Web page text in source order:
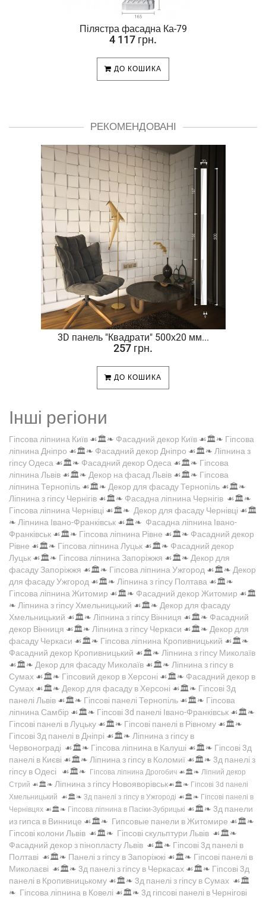
Пілястра фасадна Ка-79
4 117 грн.
ДО КОШИКА
РЕКОМЕНДОВАНІ
3D панель "Квадрати" 500х20 мм...
257 грн.
ДО КОШИКА
Інші регіони
Гіпсова ліпнина Київ ☙🏛️❧ Фасадний декор Київ ☙🏛️❧ Гіпсова
ліпнина Дніпро ☙🏛️❧ Фасадний декор Дніпро ☙🏛️❧ Ліпнина з
гіпсу Одеса ☙🏛️❧ Фасадний декор Одеса ☙🏛️❧ Гіпсова
ліпнина Львів ☙🏛️❧ Декор на фасад Львів ☙🏛️❧ Гіпсова
ліпнина Тернопіль ☙🏛️❧ Декор для фасаду Тернопіль ☙🏛️❧
Ліпнина з гіпсу Чернігів ☙🏛️❧ Фасадна ліпнина Чернігів ☙🏛️❧
Гіпсова ліпнина Чернівці ☙🏛️❧ Декор для фасаду Чернівці ☙🏛️
❧ Ліпнина Івано-Франківськ ☙🏛️❧ Фасадна ліпнина Івано-
Франківськ ☙🏛️❧ Гіпсова ліпнина Рівне ☙🏛️❧ Фасадний декор
Рівне ☙🏛️❧ Гіпсова ліпнина Луцьк ☙🏛️❧ Фасадний декор
Луцьк ☙🏛️❧ Гіпсова ліпнина Запоріжжя ☙🏛️❧ Декор для
фасаду Запоріжжя ☙🏛️❧ Гіпсова ліпнина Ужгород ☙🏛️❧ Декор
для фасаду Ужгород ☙🏛️❧ Ліпнина з гіпсу Полтава ☙🏛️❧
Гіпсова ліпнина Житомир ☙🏛️❧ Фасадний декор Житомир ☙🏛️
❧ Ліпнина з гіпсу Хмельницький ☙🏛️❧ Декор для фасаду
Хмельницький ☙🏛️❧ Ліпнина з гіпсу Вінниця ☙🏛️❧ Фасадний
декор Вінниця ☙🏛️❧ Ліпнина з гіпсу Черкаси ☙🏛️❧ Декор для
фасаду Черкаси ☙🏛️❧ Гіпсова ліпнина Кропивницький ☙🏛️❧
Фасадний декор Кропивницький ☙🏛️❧ Ліпнина з гіпсу Миколаїв
☙🏛️❧ Декор для фасаду Миколаїв ☙🏛️❧ Ліпнина з гіпсу в
Сумах ☙🏛️❧ Гіпсовий декор в Херсоні ☙🏛️❧ Фасадний декор в
Сумах ☙🏛️❧ Декор для фасаду в Херсоні ☙🏛️❧ Гіпсові 3д
панелі Львів ☙🏛️❧ Гіпсові панелі Тернопіль ☙🏛️❧ Гіпсова
ліпнина Самбір ☙🏛️❧ Гіпсові 3d панелі Івано-Франківськ ☙🏛️❧
Гіпсові панелі в Луцьку ☙🏛️❧ Гіпсові панелі в Рівному ☙🏛️❧
Гіпсові 3д панелі в Дніпрі ☙🏛️❧ Ліпнина з гіпсу в
Червонограді ☙🏛️❧ Гіпсова ліпнина в Калуші ☙🏛️❧ Гіпсові 3д
панелі в Києві ☙🏛️❧ Ліпнина з гіпсу в Коломиї ☙🏛️❧ 3д панелі з
гіпсу в Одесі ☙🏛️❧ Гіпсова ліпнина Дрогобич ☙🏛️❧ Ліпний декор
Стрий ☙🏛️❧ Ліпнина з гіпсу Новояворівськ☙🏛️❧ Гіпсові 3d панелі
Хмельницький ☙🏛️❧ 3д панелі з гіпсу в Ужгороді ☙🏛️❧ Гіпсові панелі в
Чернівцях ☙🏛️❧ Гіпсова ліпнина в Пасіки-Зубрицькі ☙🏛️❧ 3д панели
из гипса в Виннице ☙🏛️❧ Гипсовые панели в Житомире ☙🏛️❧
Гіпсові колони Львів ☙🏛️❧ Гіпсові скульптури Львів ☙🏛️❧
Фасадний декор з пінопласту Львів ☙🏛️❧ Гіпсові 3д панелі в
Полтаві ☙🏛️❧ Панелі з гіпсу в Запоріжжі ☙🏛️❧ Гіпсові панелі в
Миколаєві ☙🏛️❧ 3д панелі з гіпсу в Черкасах ☙🏛️❧ Гіпсові 3д
панелі в Кропивницькому ☙🏛️❧ 3д панелі з гіпсу в Сумах ☙🏛️
❧ Гіпсова ліпнина в Ковелі ☙🏛️❧ 3д гіпсові панелі в Чернігові